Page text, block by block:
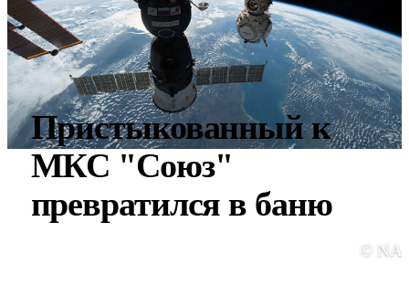
Пристыкованный к
МКС "Союз"
превратился в баню
©